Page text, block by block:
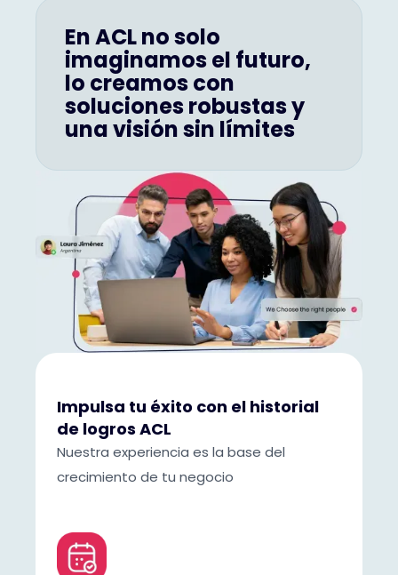
En ACL no solo
imaginamos el futuro,
lo creamos con
soluciones robustas y
una visión sin límites
Impulsa tu éxito con el historial
de logros ACL
Nuestra experiencia es la base del
crecimiento de tu negocio